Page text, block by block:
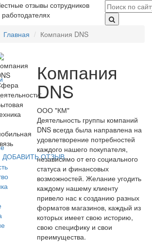
отзывы сотрудников
работодателях
Главная Компания DNS
ДОБАВИТЬ ОТЗЫВ
Компания
DNS
ООО "КМ"
Деятельность группы компаний
DNS всегда была направлена на
удовлетворение потребностей
каждого нашего покупателя,
независимо от его социального
статуса и финансовых
возможностей. Желание угодить
каждому нашему клиенту
привело нас к созданию разных
форматов магазинов, каждый из
которых имеет свою историю,
свою специфику и свои
преимущества.